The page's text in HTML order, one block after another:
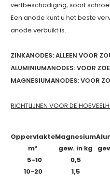
verfbeschadiging, soort
Een anode kunt u het beste
anode verbuikt is.
ZINKANODES: ALLEEN VOOR
ALUMINIUMANODES: VOOR
MAGNESIUMANODES: VOOR
RICHTLIJNEN VOOR DE
Oppervlakte
m²
Magnesium
gew. in kg
5-10
0,5
10-20
1,5